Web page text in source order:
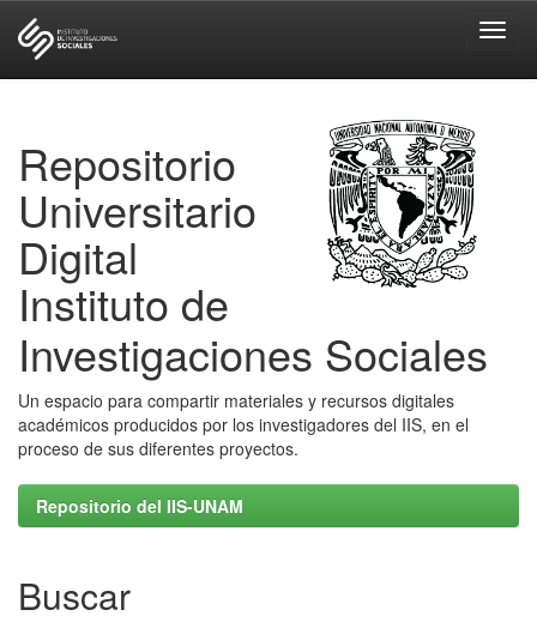
Repositorio
Universitario
Digital
Instituto de
Investigaciones Sociales
Un espacio para compartir materiales y recursos digitales
académicos producidos por los investigadores del IIS, en el
proceso de sus diferentes proyectos.
Repositorio del IIS-UNAM
Buscar